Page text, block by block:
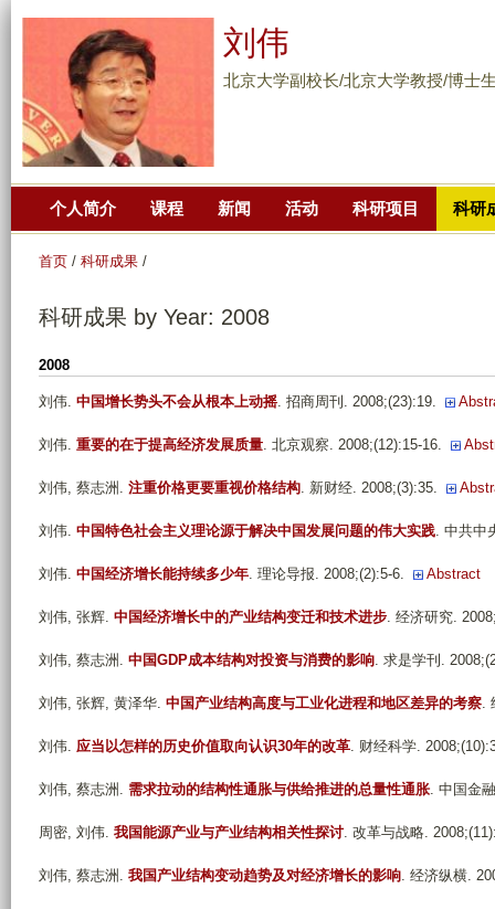
到
主
要
刘伟
北京大学副校长/北京大学教授/博士
个人简介 课程 新闻 活动 科研项目 科研
首页 / 科研成果 /
科研成果 by Year: 2008
2008
刘伟. 中国增长势头不会从根本上动摇. 招商周刊. 2008;(23):19.
刘伟. 重要的在于提高经济发展质量. 北京观察. 2008;(12):15-16.
刘伟, 蔡志洲 . 注重价格更要重视价格结构. 新财经. 2008;(3):35.
刘伟. 中国特色社会主义理论源于解决中国发展问题的伟大实践. 中共中
刘伟. 中国经济增长能持续多少年. 理论导报. 2008;(2):5-6. Abstract
刘伟, 张辉. 中国经济增长中的产业结构变迁和技术进步. 经济研究.
刘伟, 蔡志洲 . 中国GDP成本结构对投资与消费的影响. 求是学刊.
刘伟, 张辉, 黄泽华. 中国产业结构高度与工业化进程和地区差异的考察.
刘伟. 应当以怎样的历史价值取向认识30年的改革. 财经科学.
刘伟, 蔡志洲 . 需求拉动的结构性通胀与供给推进的总量性通胀. 中国金
周密, 刘伟. 我国能源产业与产业结构相关性探讨. 改革与战略.
刘伟, 蔡志洲 . 我国产业结构变动趋势及对经济增长的影响. 经济纵横.